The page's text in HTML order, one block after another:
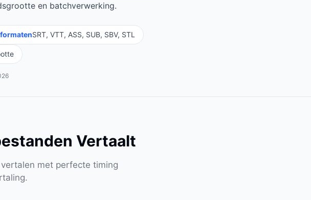
en batchverwerking.
SRT, VTT, ASS, SUB, SBV, STL
Vertaalt
met perfecte timing